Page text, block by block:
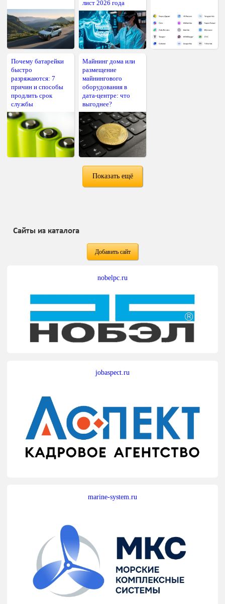
лист 2026 года
Почему батарейки
быстро
разряжаются: 7
причин и способы
продлить срок
службы
Майнинг дома или
размещение
майнингового
оборудования в
дата-центре: что
выгоднее?
Показать ещё
Сайты из каталога
Добавить сайт
nobelpc.ru
jobaspect.ru
marine-system.ru